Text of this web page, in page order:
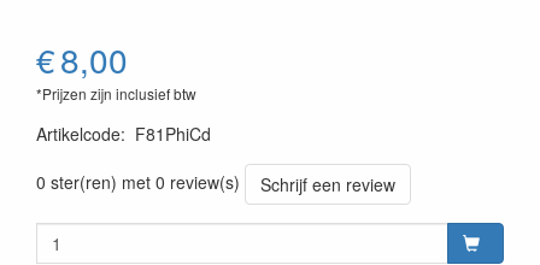
€8,00
*Prijzen zijn inclusief btw
Artikelcode: F81PhiCd
0 ster(ren) met 0 review(s)
Schrijf een review